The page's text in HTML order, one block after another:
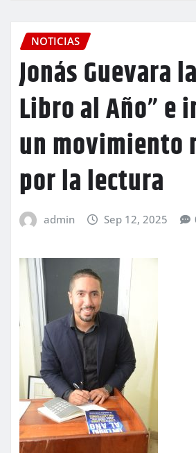
NOTICIAS
Jonás Guevara
Libro al Año” e
un movimiento
por la lectura
admin Sep 12, 2025